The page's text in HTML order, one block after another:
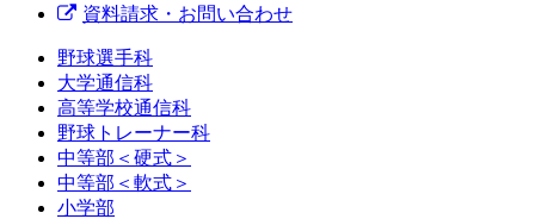
資料請求・お問い合わせ
野球選手科
大学通信科
高等学校通信科
野球トレーナー科
中等部＜硬式＞
中等部＜軟式＞
小学部